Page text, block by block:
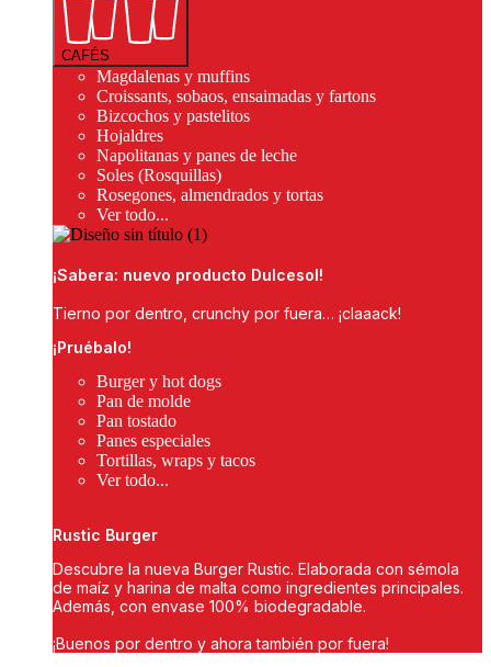
CAFÉS
Magdalenas y muffins
Croissants, sobaos, ensaimadas y fartons
Bizcochos y pastelitos
Hojaldres
Napolitanas y panes de leche
Soles (Rosquillas)
Rosegones, almendrados y tortas
Ver todo...
¡Sabera: nuevo producto Dulcesol!
Tierno por dentro, crunchy por fuera… ¡claaack!
¡Pruébalo!
Burger y hot dogs
Pan de molde
Pan tostado
Panes especiales
Tortillas, wraps y tacos
Ver todo...
Rustic Burger
Descubre la nueva Burger Rustic. Elaborada con sémola
de maíz y harina de malta como ingredientes principales.
Además, con envase 100% biodegradable.
¡Buenos por dentro y ahora también por fuera!